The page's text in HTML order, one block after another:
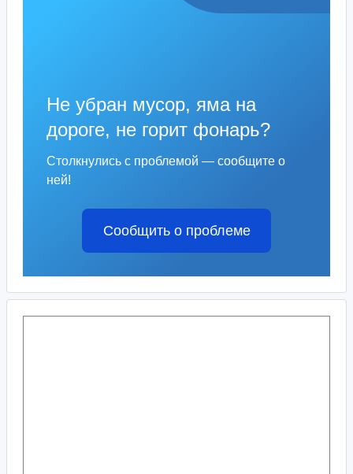
Не убран мусор, яма на
дороге, не горит фонарь?
Столкнулись с проблемой — сообщите о
ней!
Сообщить о проблеме